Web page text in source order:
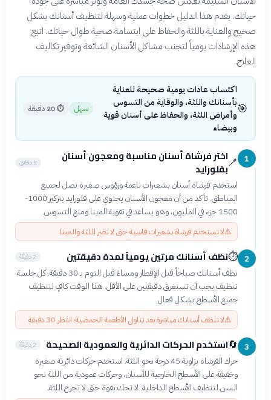
حياتك. يقدم هذا الدليل خطوات عملية وسهلة لتنظيف أسنانك بشكل
صحيح والعناية باللثة والحفاظ على ابتسامة صحية طوال حياتك. اتبع
هذه الإرشادات يومياً لتجنب مشاكل الأسنان الشائعة وتوفير تكاليف
العلاج.
🎯
اكتساب عادات يومية صحيحة للعناية
بأسنانك واللثة، والوقاية من التسوس
وأمراض اللثة، والحفاظ على أسنان قوية
وبيضاء
سهل ⏱20 دقيقة
1
🪥اختر فرشاة أسنان مناسبة ومعجون أسنان
بفلورايد
5 دقائق
استخدم فرشاة أسنان بشعيرات ناعمة ورؤوس صغيرة تصل لجميع
المناطق. تأكد من أن معجون الأسنان يحتوي على فلورايد بتركيز 1000-
1500 جزء في المليون، وهو يساعد في تقوية المينا ومنع التسوس.
⚠️لا تستخدم فرشاة بشعيرات قاسية حتى لا تضر اللثة والمينا
2
⏱️نظف أسنانك مرتين يومياً لمدة دقيقتين 2 دقيقة
نظف أسنانك صباحاً قبل الإفطار ومساءً قبل النوم بـ 30 دقيقة. كل جلسة
تنظيف يجب أن تستغرق دقيقتين على الأقل. هذا الوقت كافٍ لتنظيف
جميع الأسطح بشكل فعال.
⚠️لا تنظف أسنانك مباشرة بعد تناول الأطعمة الحمضية؛ انتظر 30 دقيقة
3
🔄استخدم الحركات الدائرية والعمودية الصحيحة 2 دقيقة
حرك الفرشاة بزاوية 45 درجة نحو اللثة. استخدم حركات دائرية صغيرة
وخفيفة على الأسطح الخارجية للأسنان، وحركات عمودية من اللثة نحو
السن لتنظيف الأسطح الداخلية. لا تحك بقوة حتى لا تجرح اللثة.